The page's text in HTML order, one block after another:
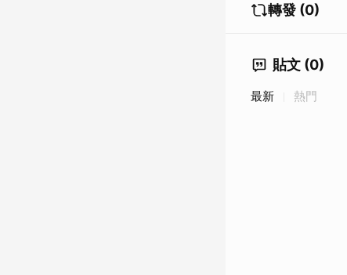
轉發 (0)
貼文 (0)
最新 熱門